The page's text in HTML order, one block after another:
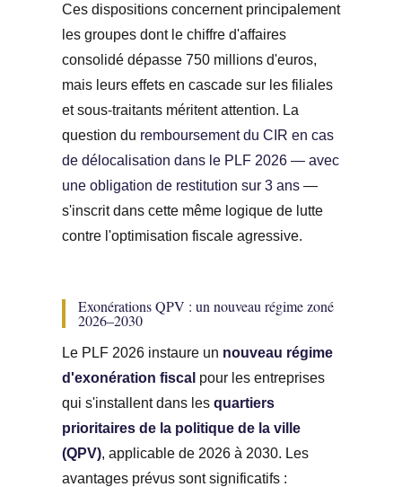
Ces dispositions concernent principalement
les groupes dont le chiffre d'affaires
consolidé dépasse 750 millions d'euros,
mais leurs effets en cascade sur les filiales
et sous-traitants méritent attention. La
question du remboursement du CIR en cas
de délocalisation dans le PLF 2026 — avec
une obligation de restitution sur 3 ans—
s'inscrit dans cette même logique de lutte
contre l'optimisation fiscale agressive.
Exonérations QPV : un nouveau régime zoné
2026–2030
Le PLF 2026 instaure un nouveau régime
d'exonération fiscal pour les entreprises
qui s'installent dans les quartiers
prioritaires de la politique de la ville
(QPV), applicable de 2026 à 2030. Les
avantages prévus sont significatifs :